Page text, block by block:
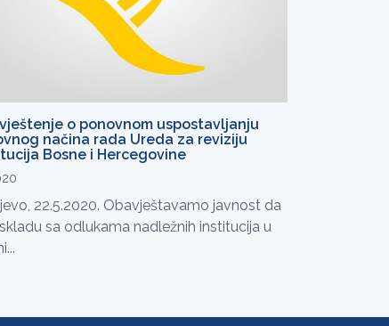
o ponovnom uspostavljanju
načina rada Ureda za reviziju
Bosne i Hercegovine
22.5.2020. Obavještavamo javnost da
sa odlukama nadležnih institucija u